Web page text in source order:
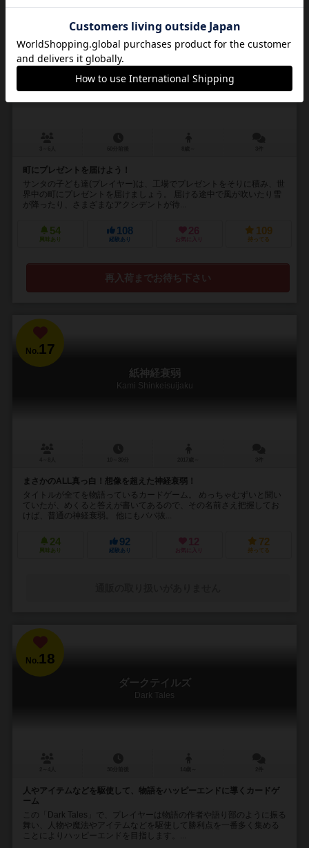
No. 16
Santa Kids
町にプレゼントを届けよう！
サンタの子ども達(プレイヤー)は、工場でプレゼントをそりに積み、世
界中の町にプレゼントを届けましょう。 届ける途中で風が吹いたり雪
が降ったり、さまざまなアクシデントが待...
54
興味あり
108
経験あり
26
お気に入り
109
持ってる
再入荷までお待ち下さい
No.17
紙神経衰弱
Kami Shinkeisuijaku
まさかのALL真っ白！想像を超えた神経衰弱！
タイトルが全てを物語っているカードゲーム。 めっちゃむずいと聞い
ていたが、めくると答えが書いてあるので、その名前さえ把握してお
けば、普通の神経衰弱。 他にもババ抜...
24
興味あり
92
経験あり
12
お気に入り
72
持ってる
No.18
ダークテイルズ
Dark Tales
人やアイテムなどを駆使して、物語をハッピーエンドに導くカードゲ
ーム
この「Dark Tales」で、プレイヤーは物語の作者や語り部のように振る
舞い、人物や魔法やアイテムなどを駆使して勝利点を一番多く集める
ことによりハッピーエンドを目指します。...